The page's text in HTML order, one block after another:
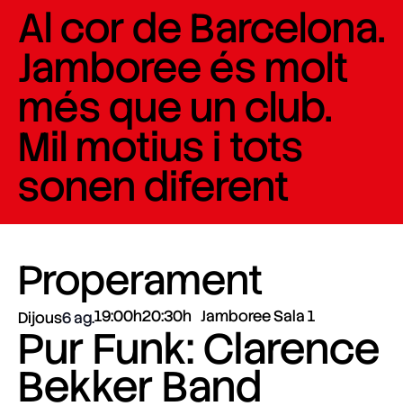
Al cor de Barcelona.
Jamboree és molt
més que un club.
Mil motius i tots
sonen diferent​
Properament
Dijous6 ag.19:00h20:30h Jamboree Sala 1
Pur Funk: Clarence
Bekker Band